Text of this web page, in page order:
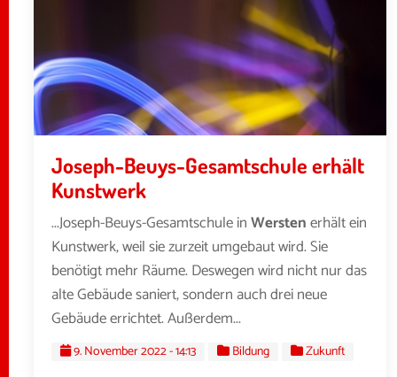
Joseph-Beuys-Gesamtschule erhält
Kunstwerk
...Joseph-Beuys-Gesamtschule inWerstenerhält ein
Kunstwerk, weil sie zurzeit umgebaut wird. Sie
benötigt mehr Räume. Deswegen wird nicht nur das
alte Gebäude saniert, sondern auch drei neue
Gebäude errichtet. Außerdem...
9. November 2022 - 14:13 Bildung Zukunft